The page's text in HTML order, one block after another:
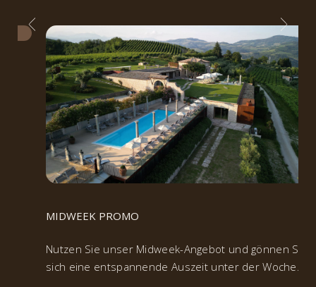
MIDWEEK PROMO
Nutzen Sie unser Midweek-Angebot und gönnen Sie
sich eine entspannende Auszeit unter der Woche.